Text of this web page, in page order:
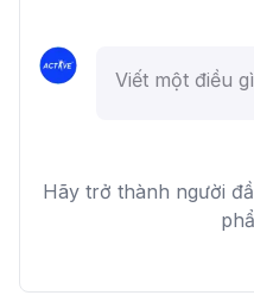
Hãy trở thành người